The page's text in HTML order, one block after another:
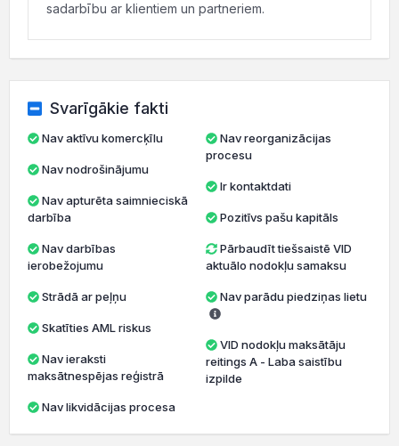
sadarbību ar klientiem un partneriem.
Svarīgākie fakti
Nav aktīvu komercķīlu
Nav nodrošinājumu
darbība
ierobežojumu
Strādā ar peļņu
Skatīties AML riskus
maksātnespējas reģistrā
Nav likvidācijas procesa
Nav reorganizācijas
procesu
Ir kontaktdati
Pozitīvs pašu kapitāls
Pārbaudīt tiešsaistē VID
aktuālo nodokļu samaksu
Nav parādu piedziņas lietu
VID nodokļu maksātāju
reitings A - Laba saistību
izpilde